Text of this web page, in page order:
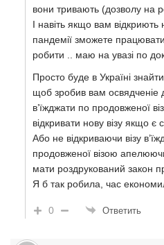
вони тривають (дозволу на
І навіть якщо вам відкриють
пандемії зможете
робити .. маю на увазі по
Просто буде в Україні
щоб зробив вам освядченіе
в’їжджати по продовженої
відкривати нову візу якщо
Або не відкриваючи візу
продовженої візою
мати роздрукований закон
Я б так робила, час
0 Ответить